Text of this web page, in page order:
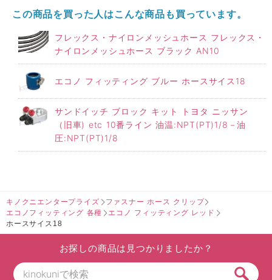
この商品を買った人はこんな商品も買っています。
フレックス・ナイロンメッシュホース フレックス・
ナイロンメッシュホース ブラック AN10
エコノ フィッティング ブルー ホースサイス18
サンドイッチ ブロック キット トヨタ ニッサン
（旧車) etc 10番ライン 油温:NPT(PT)1/8－油
圧:NPT(PT)1/8
キノクニエンタープライズ
ファスナー ホース クリップ
エコノフィッティング 各種
エコノ フィッティング レッド
ホースサイス18
お探しの商品は見つかりましたか？